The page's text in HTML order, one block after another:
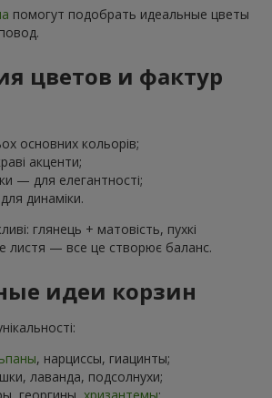
помогут подобрать идеальные цветы
цветов и фактур
основних кольорів;
акценти;
— для елегантності;
динаміки.
глянець + матовість, пухкі
листя — все це створює баланс.
идеи корзин
, нарциссы, гиацинты;
лаванда, подсолнухи;